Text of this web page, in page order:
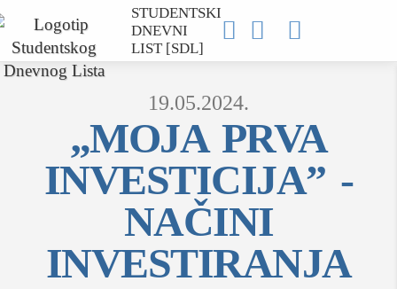
STUDENTSKI
DNEVNI
LIST [SDL]
  
prijava
19.05.2024.
„MOJA PRVA
INVESTICIJA” -
NAČINI
INVESTIRANJA